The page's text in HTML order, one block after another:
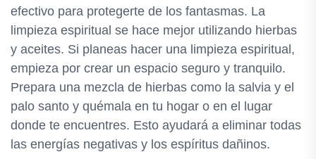
efectivo para protegerte de los fantasmas. La
limpieza espiritual se hace mejor utilizando hierbas
y aceites. Si planeas hacer una limpieza espiritual,
empieza por crear un espacio seguro y tranquilo.
Prepara una mezcla de hierbas como la salvia y el
palo santo y quémala en tu hogar o en el lugar
donde te encuentres. Esto ayudará a eliminar todas
las energías negativas y los espíritus dañinos.